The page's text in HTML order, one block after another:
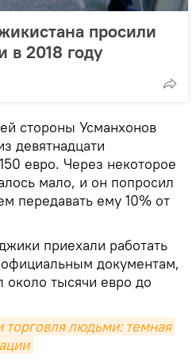
просили
в 2018 году
стороны Усманхонов
девятнадцати
евро. Через некоторое
мало, и он попросил
передавать ему 10% от
приехали работать
документам,
около тысячи евро до
торговля людьми: темная